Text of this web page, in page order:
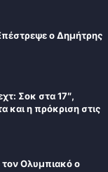
ο Δημήτρης
Σοκ στα 17″,
και η πρόκριση στις
Ολυμπιακό ο